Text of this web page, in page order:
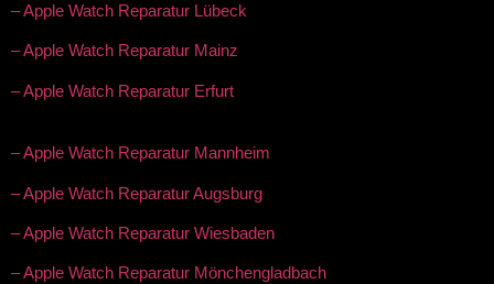
– Apple Watch Reparatur Lübeck
– Apple Watch Reparatur Mainz
– Apple Watch Reparatur Erfurt
– Apple Watch Reparatur Mannheim
– Apple Watch Reparatur Augsburg
– Apple Watch Reparatur Wiesbaden
– Apple Watch Reparatur Mönchengladbach